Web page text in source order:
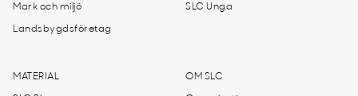
Mark och miljö
Landsbygdsföretag
SLC Unga
MATERIAL OM SLC